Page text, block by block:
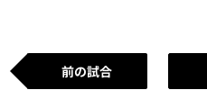
前の試合